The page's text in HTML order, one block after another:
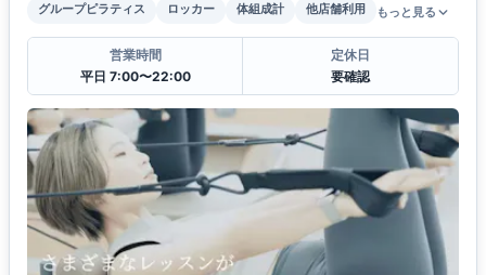
グループピラティス
ロッカー 体組成計 他店舗利用 もっと見る
営業時間
平日 7:00〜22:00
定休日
要確認